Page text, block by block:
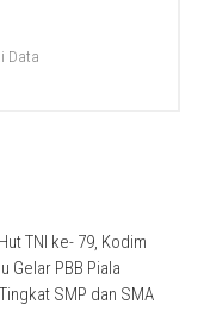
Data
TNI ke- 79, Kodim
Gelar PBB Piala
SMP dan SMA